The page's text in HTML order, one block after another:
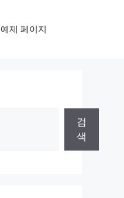
예제 페이지
검
색